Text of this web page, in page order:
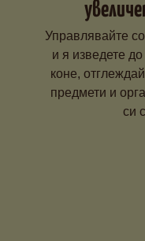
Управлявайте
и я изведете
коне,
предмети и
си